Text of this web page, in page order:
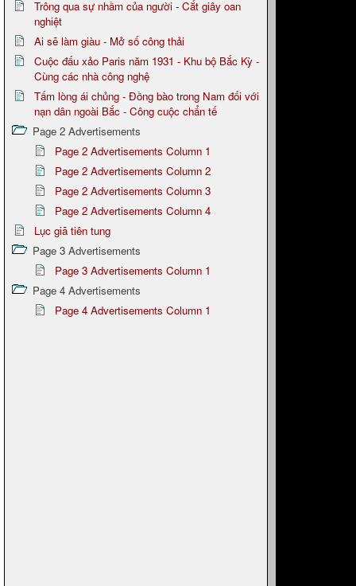
Trông qua sự nhầm của người - Cắt giây oan
nghiệt
Ai sẽ làm giàu - Mở số công thải
Cuộc đấu xảo Paris năm 1931 - Khu bộ Bắc Kỳ -
Cùng các nhà công nghệ
Tấm lòng ái chủng - Đồng bào trong Nam đối với
nạn dân ngoài Bắc - Công cuộc chẩn tế
Page 2 Advertisements
Page 2 Advertisements Column 1
Page 2 Advertisements Column 2
Page 2 Advertisements Column 3
Page 2 Advertisements Column 4
Lục giã tiên tung
Page 3 Advertisements
Page 3 Advertisements Column 1
Page 4 Advertisements
Page 4 Advertisements Column 1